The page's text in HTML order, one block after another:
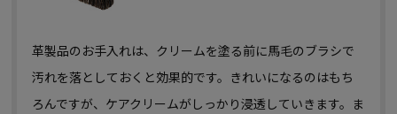
革製品のお手入れは、クリームを塗る前に馬毛のブラシで
汚れを落としておくと効果的です。きれいになるのはもち
ろんですが、ケアクリームがしっかり浸透していきます。ま